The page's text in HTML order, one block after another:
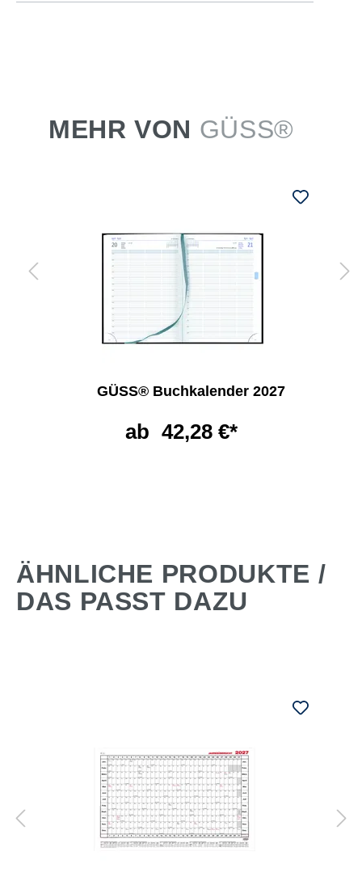
MEHR VON GÜSS®
GÜSS® Buchkalender 2027
ab 42,28 €*
ÄHNLICHE PRODUKTE /
DAS PASST DAZU